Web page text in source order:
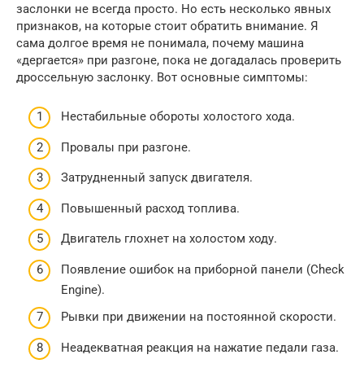
заслонки не всегда просто. Но есть несколько явных
признаков, на которые стоит обратить внимание. Я
сама долгое время не понимала, почему машина
«дергается» при разгоне, пока не догадалась проверить
дроссельную заслонку. Вот основные симптомы:
Нестабильные обороты холостого хода.
Провалы при разгоне.
Затрудненный запуск двигателя.
Повышенный расход топлива.
Двигатель глохнет на холостом ходу.
Появление ошибок на приборной панели (Check
Engine).
Рывки при движении на постоянной скорости.
Неадекватная реакция на нажатие педали газа.